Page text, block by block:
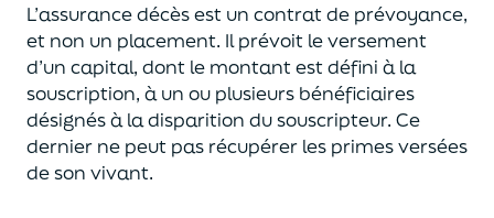
L’assurance décès est un contrat de prévoyance,
et non un placement. Il prévoit le versement
d’un capital, dont le montant est défini à la
souscription, à un ou plusieurs bénéficiaires
désignés à la disparition du souscripteur. Ce
dernier ne peut pas récupérer les primes versées
de son vivant.